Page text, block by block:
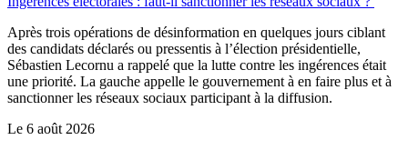
Après trois opérations de désinformation en quelques jours ciblant
des candidats déclarés ou pressentis à l’élection présidentielle,
Sébastien Lecornu a rappelé que la lutte contre les ingérences était
une priorité. La gauche appelle le gouvernement à en faire plus et à
sanctionner les réseaux sociaux participant à la diffusion.
Le 6 août 2026